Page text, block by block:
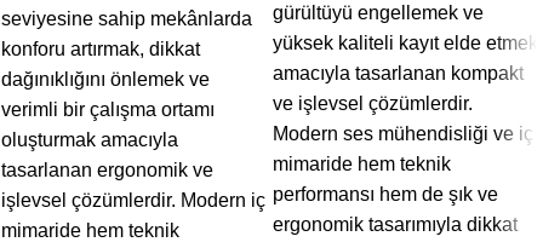
seviyesine sahip mekânlarda
konforu artırmak, dikkat
dağınıklığını önlemek ve
verimli bir çalışma ortamı
oluşturmak amacıyla
tasarlanan ergonomik ve
işlevsel çözümlerdir. Modern iç
mimaride hem teknik
gürültüyü engellemek ve
yüksek kaliteli kayıt elde etmek
amacıyla tasarlanan kompakt
ve işlevsel çözümlerdir.
Modern ses mühendisliği ve iç
mimaride hem teknik
performansı hem de şık ve
ergonomik tasarımıyla dikkat